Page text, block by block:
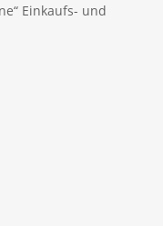
Einkaufs- und